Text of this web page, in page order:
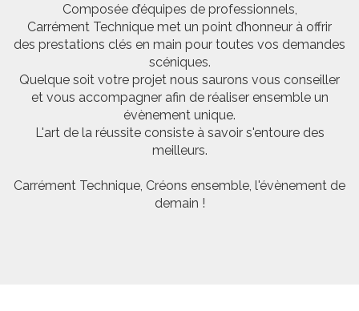
Composée d’équipes de professionnels,
Carrément Technique met un point d’honneur à offrir
des prestations clés en main pour toutes vos demandes
scéniques.
Quelque soit votre projet nous saurons vous conseiller
et vous accompagner afin de réaliser ensemble un
évènement unique.
L'art de la réussite consiste à savoir s'entoure des
meilleurs.
Carrément Technique, Créons ensemble, l'évènement de
demain !